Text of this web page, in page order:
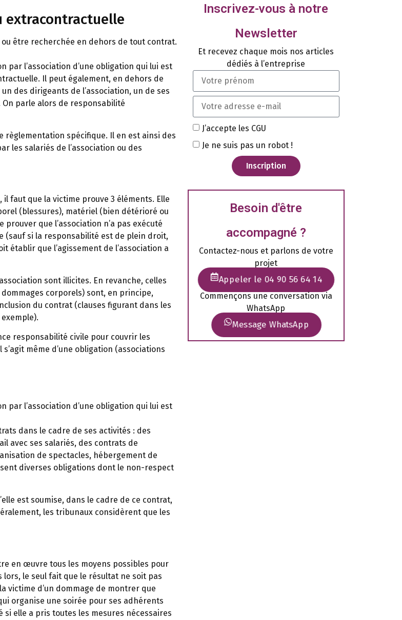
extracontractuelle
être recherchée en dehors de tout contrat.
par l’association d’une obligation qui lui est
Il peut également, en dehors de
des dirigeants de l’association, un de ses
On parle alors de responsabilité
règlementation spécifique. Il en est ainsi des
les salariés de l’association ou des
faut que la victime prouve 3 éléments. Elle
(blessures), matériel (bien détérioré ou
que l’association n’a pas exécuté
(sauf si la responsabilité est de plein droit,
établir que l’agissement de l’association a
sont illicites. En revanche, celles
corporels) sont, en principe,
du contrat (clauses figurant dans les
responsabilité civile pour couvrir les
même d’une obligation (associations
par l’association d’une obligation qui lui est
dans le cadre de ses activités : des
avec ses salariés, des contrats de
de spectacles, hébergement de
diverses obligations dont le non-respect
est soumise, dans le cadre de ce contrat,
les tribunaux considèrent que les
en œuvre tous les moyens possibles pour
le seul fait que le résultat ne soit pas
victime d’un dommage de montrer que
organise une soirée pour ses adhérents
si elle a pris toutes les mesures nécessaires
Inscrivez-vous à notre
Newsletter
Et recevez chaque mois nos articles
dédiés à l’entreprise
J’accepte les CGU
Je ne suis pas un robot !
Inscription
Besoin d'être
accompagné ?
Contactez-nous et parlons de votre
projet
Appeler le 04 90 56 64 14
Commençons une conversation via
WhatsApp
Message WhatsApp